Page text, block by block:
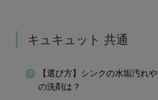
キュキュット 共通
【選び方】シンクの水垢汚れ
の洗剤は？